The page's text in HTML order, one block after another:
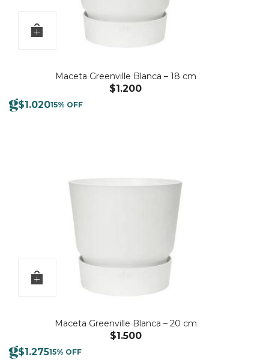
Maceta Greenville Blanca – 18 cm
$1.200
$1.02015% OFF
Maceta Greenville Blanca – 20 cm
$1.500
$1.27515% OFF